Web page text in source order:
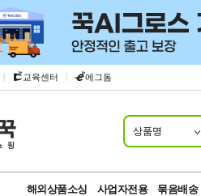
| 교육센터 | 에그돔
상품명
해외상품소싱 사업자전용 묶음배송